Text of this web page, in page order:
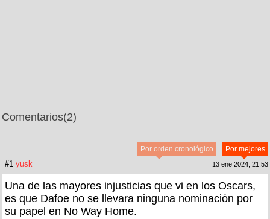
Comentarios(2)
Por mejores
Por orden cronológico
#1 yusk 13 ene 2024, 21:53
Una de las mayores injusticias que vi en los Oscars,
es que Dafoe no se llevara ninguna nominación por
su papel en No Way Home.